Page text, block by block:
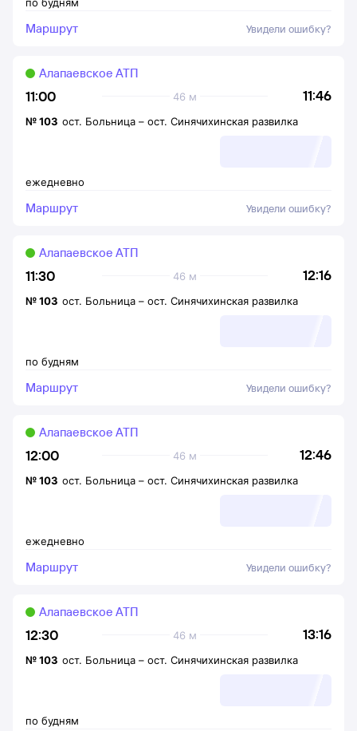
Маршрут Увидели ошибку?
11:00 11:46
46 м
Алапаевское АТП
ежедневно
№103 ост. Больница – ост. Синячихинская развилка
Маршрут Увидели ошибку?
11:30 12:16
46 м
Алапаевское АТП
по будням
№103 ост. Больница – ост. Синячихинская развилка
Маршрут Увидели ошибку?
12:00 12:46
46 м
Алапаевское АТП
ежедневно
№103 ост. Больница – ост. Синячихинская развилка
Маршрут Увидели ошибку?
12:30 13:16
46 м
Алапаевское АТП
по будням
№103 ост. Больница – ост. Синячихинская развилка